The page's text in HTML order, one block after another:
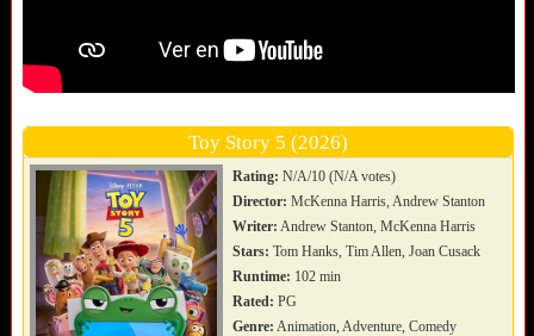
Toy Story 5 (2026)
Rating: N/A/10 (N/A votes)
Director: McKenna Harris, Andrew Stanton
Writer: Andrew Stanton, McKenna Harris
Stars: Tom Hanks, Tim Allen, Joan Cusack
Runtime: 102 min
Rated: PG
Genre: Animation, Adventure, Comedy